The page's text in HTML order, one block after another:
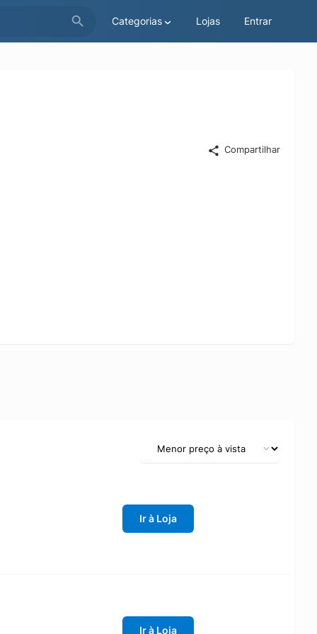
Categorias Lojas Entrar
Compartilhar
Ir à Loja
Ir à Loja